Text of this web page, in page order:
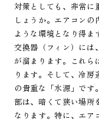
対策としても、非常に
しょうか。エアコンの
ような環境となり得ま
交換器（フィン）には
が溜まります。これら
ります。そして、冷
の貴重な「水源」です
部は、暗くて狭い場所
なります。特に、エア